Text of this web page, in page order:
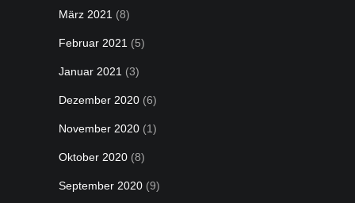
März 2021 (8)
Februar 2021 (5)
Januar 2021 (3)
Dezember 2020 (6)
November 2020 (1)
Oktober 2020 (8)
September 2020 (9)